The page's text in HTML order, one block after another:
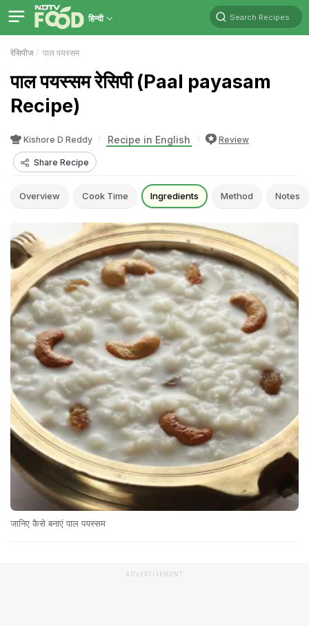
हिन्दी Search Recipes
रेसिपीज पाल पयस्सम
पाल पयस्सम रेसिपी (Paal payasam
Recipe)
Kishore D Reddy Recipe in English Review
Share Recipe
Overview Cook Time Ingredients Method Notes
जानिए कैसे बनाएं पाल पयस्सम
ADVERTISEMENT